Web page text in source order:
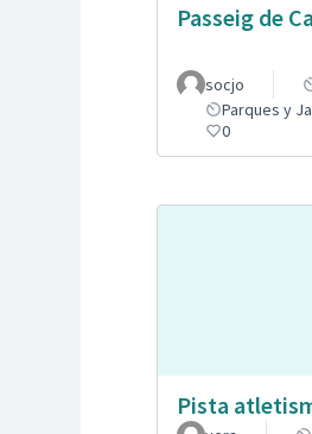
Passeig de
socjo
Parques y
0
Pista